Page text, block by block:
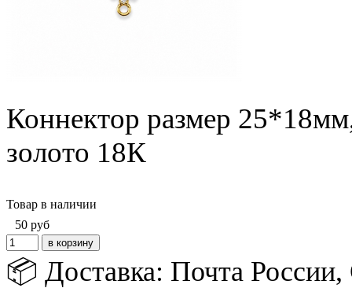
Коннектор размер
золото 18К
Товар в наличии
50 руб
📦 Доставка: Почта